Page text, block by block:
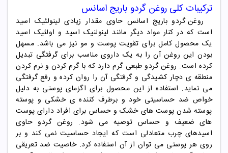
ترکیبات کلی روغن گردو باریج اسانس
روغن گردو باریج اسانس حاوی مقدار زیادی لینولئیک اسید
است که در کنار مواد دیگر مانند لینولنیک اسید و اولئیک اسید
یک محصول کامل برای تقویت پوست و مو نیز می باشد. مسهل
بودن این روغن آن را به یک داروی مناسب برای گرفتگی تبدیل
کرده است. روغن گردو طبعی گرم دارد که با گرم کردن و نرم کردن
منطقه ی دچار کشیدگی و گرفتگی آن را روان کرده و رفع گرفتگی
می نماید. استفاده از این محصول برای اگزمای پوستی به دلیل
خواص ضد حساسیتی خود و برطرف کننده ی خشکی و پوسته
پوسته شدن پوست های خشک و حساس برای افراد دارای پوست
های ضعیف و حساس توصیه می شود. روغن گردو حاوی
اسیدهای چرب متعادلی است که ایجاد حساسیت نمی کند و بر
روی هر پوستی می توان از آن استفاده کرد. خاصیت ضد تعریقی